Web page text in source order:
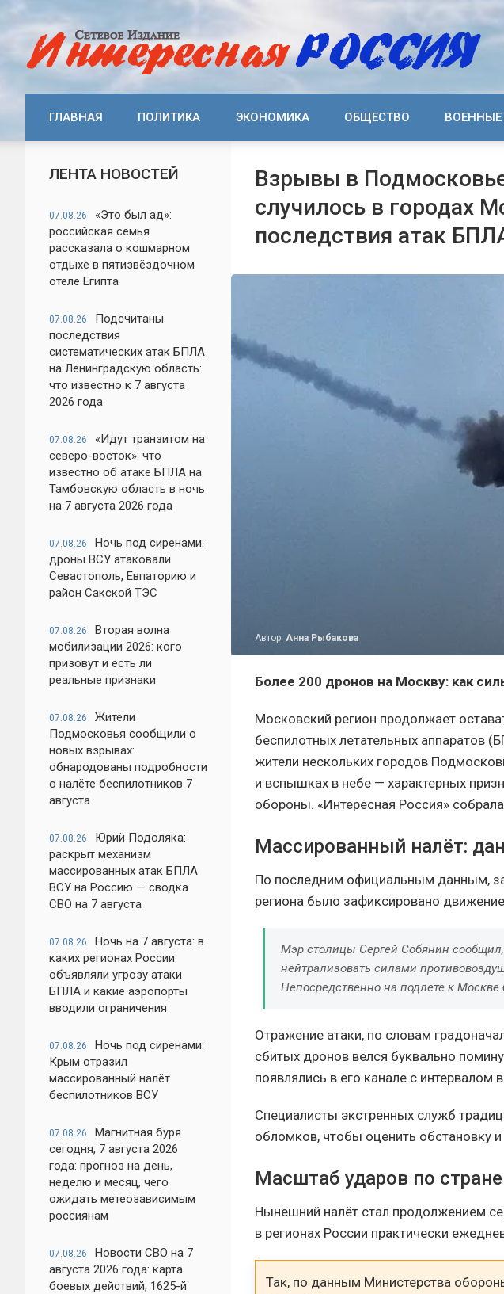
ГЛАВНАЯ ПОЛИТИКА ЭКОНОМИКА ОБЩЕСТВО
ЛЕНТА НОВОСТЕЙ
07.08.26
«Это был ад»:
российская семья
рассказала о кошмарном
отдыхе в пятизвёздочном
отеле Египта
07.08.26
Подсчитаны
последствия
систематических атак БПЛА
на Ленинградскую область:
что известно к 7 августа
2026 года
07.08.26
«Идут транзитом на
северо-восток»: что
известно об атаке БПЛА на
Тамбовскую область в ночь
на 7 августа 2026 года
07.08.26
Ночь под сиренами:
дроны ВСУ атаковали
Севастополь, Евпаторию и
район Сакской ТЭС
07.08.26
Вторая волна
мобилизации 2026: кого
призовут и есть ли
реальные признаки
07.08.26
Жители
Подмосковья сообщили о
новых взрывах:
обнародованы подробности
о налёте беспилотников 7
августа
07.08.26
Юрий Подоляка:
раскрыт механизм
массированных атак БПЛА
ВСУ на Россию — сводка
СВО на 7 августа
07.08.26
Ночь на 7 августа: в
каких регионах России
объявляли угрозу атаки
БПЛА и какие аэропорты
вводили ограничения
07.08.26
Ночь под сиренами:
Крым отразил
массированный налёт
беспилотников ВСУ
07.08.26
Магнитная буря
сегодня, 7 августа 2026
года: прогноз на день,
неделю и месяц, чего
ожидать метеозависимым
россиянам
07.08.26
Новости СВО на 7
августа 2026 года: карта
боевых действий, 1625-й
Взрывы в
случилось в городах
последствия атак
Автор: Анна Рыбакова
Более 200 дронов на Москву: как
Московский регион продолжает
беспилотных летательных аппаратов
жители нескольких городов
и вспышках в небе — характерных
обороны. «Интересная Россия»
Массированный налёт:
По последним официальным данным,
региона было зафиксировано
Мэр столицы Сергей Собянин
нейтрализовать силами
Непосредственно на подлёте к
Отражение атаки, по словам
сбитых дронов вёлся буквально
появлялись в его канале с интервалом
Специалисты экстренных служб
обломков, чтобы оценить обстановку
Масштаб ударов по
Нынешний налёт стал продолжением
в регионах России практически
Так, по данным Министерства